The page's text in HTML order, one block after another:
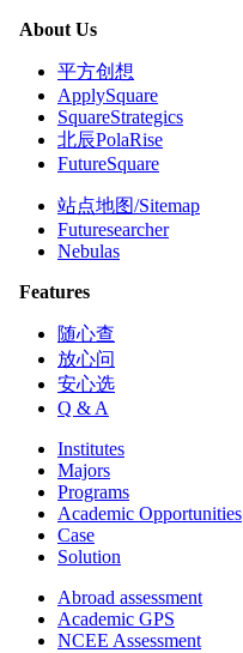
About Us
平方创想
ApplySquare
SquareStrategics
北辰PolaRise
FutureSquare
站点地图/Sitemap
Futuresearcher
Nebulas
Features
随心查
放心问
安心选
Q & A
Institutes
Majors
Programs
Academic Opportunities
Case
Solution
Abroad assessment
Academic GPS
NCEE Assessment